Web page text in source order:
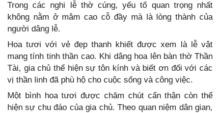
Trong các nghi lễ thờ cúng, yếu tố quan trọng nhất
không nằm ở mâm cao cỗ đầy mà là lòng thành của
người dâng lễ.
Hoa tươi với vẻ đẹp thanh khiết được xem là lễ vật
mang tính tinh thần cao. Khi dâng hoa lên bàn thờ Thần
Tài, gia chủ thể hiện sự tôn kính và biết ơn đối với các
vị thần linh đã phù hộ cho cuộc sống và công việc.
Một bình hoa tươi được chăm chút cẩn thận còn thể
hiện sự chu đáo của gia chủ. Theo quan niệm dân gian,